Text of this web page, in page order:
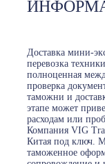
Доставка мини-
перевозка
полноценная
проверка
таможни и
этапе может
расходам или
Компания VIG
Китая под ключ.
таможенное